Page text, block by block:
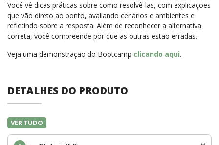
Você vê dicas práticas sobre como resolvê-las, com explicações
que vão direto ao ponto, avaliando cenários e ambientes e
refletindo sobre a resposta. Além de reconhecer a alternativa
correta, você compreende por que as outras estão erradas.
Veja uma demonstração do Bootcamp clicando aqui.
DETALHES DO PRODUTO
VER TUDO